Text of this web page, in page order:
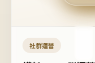
社群運營